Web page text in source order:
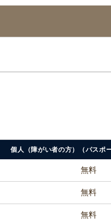
個人（障がい者の方）（パスポ
無料
無料
無料